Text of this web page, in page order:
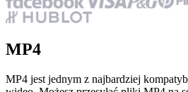
MP4
MP4 jest jednym z najbardziej